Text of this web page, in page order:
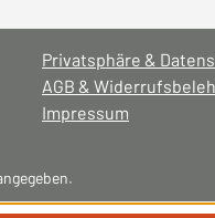
Privatsphäre &
AGB &
Impressum